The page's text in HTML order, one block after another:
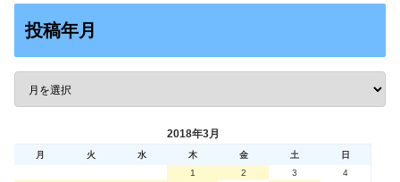
投稿年月
2018年3月
月 火 水 木 金 土
日
1
2 3
4